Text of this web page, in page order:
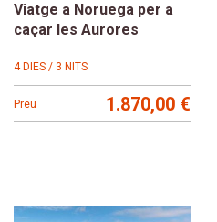
Viatge a Noruega per a
caçar les Aurores
4 DIES / 3 NITS
Preu 1.870,00 €